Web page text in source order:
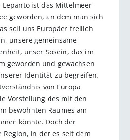
Lepanto ist das Mittelmeer
geworden, an dem man sich
soll uns Europäer freilich
unsere gemeinsame
unser Sosein, das im
geworden und gewachsen
Identität zu begreifen.
von Europa
Vorstellung des mit den
bewohnten Raumes am
könnte. Doch der
in der es seit dem